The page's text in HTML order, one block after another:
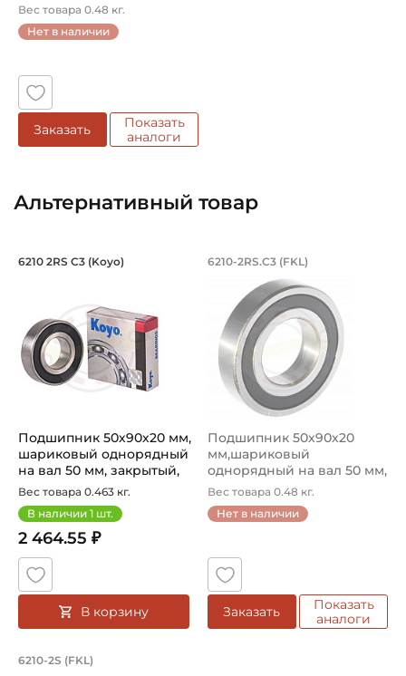
Арт...
Вес товара 0.48 кг.
Нет в наличии
Заказать
Показать
аналоги
Альтернативный товар
Подшипник 50х90х20 мм, шариковый
Подшипник шариковый однорядный 6210 2RS C3 Koyo,
6210 2RS C3 (Koyo)
Подшипник 50х90х20 мм,
шариковый однорядный
на вал 50 мм, закрытый,
уве...
Вес товара 0.463 кг.
В наличии 1 шт.
2 464.55 ₽
В корзину
Подшипник
Подшипник шариковый
6210-2RS.C3 (FKL)
Подшипник 50х90х20
мм,шариковый
однорядный на вал 50 мм,
закрытый, увел...
Вес товара 0.48 кг.
Нет в наличии
Заказать
Показать
аналоги
Подшипник 50х90х20 мм, шариковый
6210-2S (FKL)